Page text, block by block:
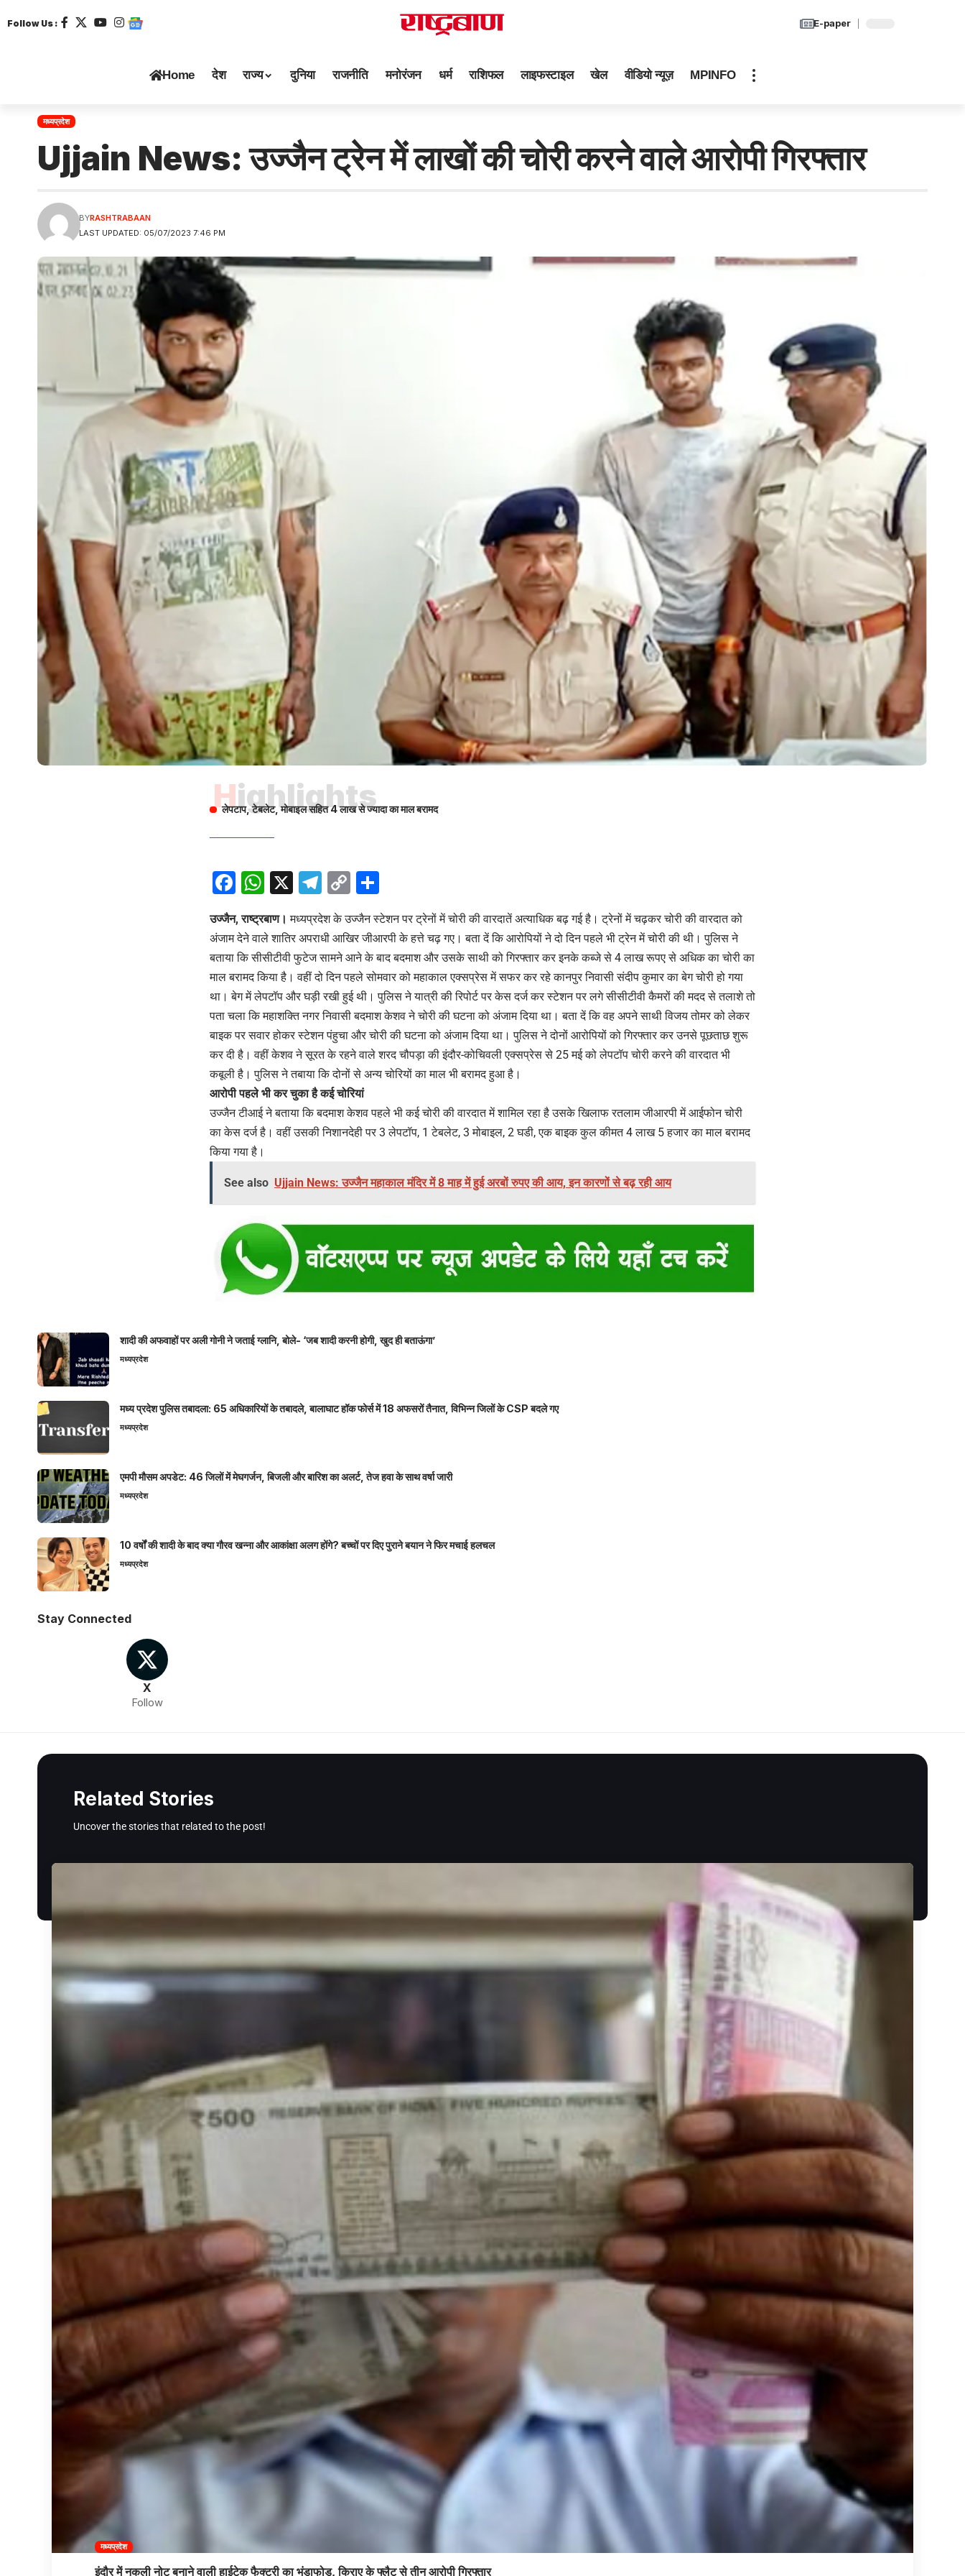
Follow Us : E-paper
Home देश राज्य दुनिया राजनीति मनोरंजन धर्म राशिफल लाइफस्टाइल खेल वीडियो न्यूज़ MPINFO
मध्यप्रदेश
Ujjain News: उज्जैन ट्रेन में लाखों की चोरी करने वाले आरोपी गिरफ्तार
LAST UPDATED: 05/07/2023 7:46 PM
BYRASHTRABAAN
Highlights
​​​​​​​लेपटाप, टेबलेट, मोबाइल सहित 4 लाख से ज्यादा का माल बरामद
Facebook
WhatsApp
X Telegram
Copy
Link
उज्जैन, राष्ट्रबाण। मध्यप्रदेश के उज्जैन स्टेशन पर ट्रेनों में चोरी की वारदातें अत्याधिक बढ़ गई है। ट्रेनों में चढ़कर चोरी की वारदात को
अंजाम देने वाले शातिर अपराधी आखिर जीआरपी के हत्ते चढ़ गए। बता दें कि आरोपियों ने दो दिन पहले भी ट्रेन में चोरी की थी। पुलिस ने
बताया कि सीसीटीवी फुटेज सामने आने के बाद बदमाश और उसके साथी को गिरफ्तार कर इनके कब्जे से 4 लाख रूपए से अधिक का चोरी का
माल बरामद किया है। वहीं दो दिन पहले सोमवार को महाकाल एक्सप्रेस में सफर कर रहे कानपुर निवासी संदीप कुमार का बेग चोरी हो गया
था। बेग में लेपटॉप और घड़ी रखी हुई थी। पुलिस ने यात्री की रिपोर्ट पर केस दर्ज कर स्टेशन पर लगे सीसीटीवी कैमरों की मदद से तलाशे तो
पता चला कि महाशक्ति नगर निवासी बदमाश केशव ने चोरी की घटना को अंजाम दिया था। बता दें कि वह अपने साथी विजय तोमर को लेकर
बाइक पर सवार होकर स्टेशन पंहुचा और चोरी की घटना को अंजाम दिया था। पुलिस ने दोनों आरोपियों को गिरफ्तार कर उनसे पूछताछ शुरू
कर दी है। वहीं केशव ने सूरत के रहने वाले शरद चौपड़ा की इंदौर-कोचिवली एक्सप्रेस से 25 मई को लेपटॉप चोरी करने की वारदात भी
कबूली है। पुलिस ने तबाया कि दोनों से अन्य चोरियों का माल भी बरामद हुआ है।
आरोपी पहले भी कर चुका है कई चोरियां
उज्जैन टीआई ने बताया कि बदमाश केशव पहले भी कई चोरी की वारदात में शामिल रहा है उसके खिलाफ रतलाम जीआरपी में आईफोन चोरी
का केस दर्ज है। वहीं उसकी निशानदेही पर 3 लेपटॉप, 1 टेबलेट, 3 मोबाइल, 2 घडी, एक बाइक कुल कीमत 4 लाख 5 हजार का माल बरामद
किया गया है।
See also Ujjain News: उज्जैन महाकाल मंदिर में 8 माह में हुई अरबों रुपए की आय, इन कारणों से बढ़ रही आय
शादी की अफवाहों पर अली गोनी ने जताई ग्लानि, बोले- ‘जब शादी करनी होगी, खुद ही बताऊंगा’
मध्यप्रदेश
मध्य प्रदेश पुलिस तबादला: 65 अधिकारियों के तबादले, बालाघाट हॉक फोर्स में 18 अफसरों तैनात, विभिन्न जिलों के CSP बदले गए
मध्यप्रदेश
एमपी मौसम अपडेट: 46 जिलों में मेघगर्जन, बिजली और बारिश का अलर्ट, तेज हवा के साथ वर्षा जारी
मध्यप्रदेश
10 वर्षों की शादी के बाद क्या गौरव खन्ना और आकांक्षा अलग होंगे? बच्चों पर दिए पुराने बयान ने फिर मचाई हलचल
मध्यप्रदेश
Stay Connected
X
Follow
Related Stories
Uncover the stories that related to the post!
मध्यप्रदेश
इंदौर में नकली नोट बनाने वाली हाईटेक फैक्ट्री का भंडाफोड़, किराए के फ्लैट से तीन आरोपी गिरफ्तार